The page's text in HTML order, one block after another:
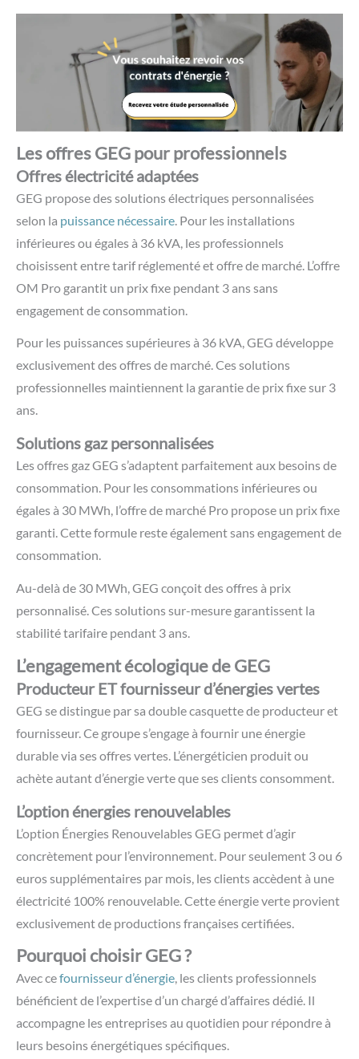
Les offres GEG pour professionnels
Offres électricité adaptées
GEG propose des solutions électriques personnalisées
selon la puissance nécessaire . Pour les installations
inférieures ou égales à 36 kVA, les professionnels
choisissent entre tarif réglementé et offre de marché. L’offre
OM Pro garantit un prix fixe pendant 3 ans sans
engagement de consommation.
Pour les puissances supérieures à 36 kVA, GEG développe
exclusivement des offres de marché. Ces solutions
professionnelles maintiennent la garantie de prix fixe sur 3
ans.
Solutions gaz personnalisées
Les offres gaz GEG s’adaptent parfaitement aux besoins de
consommation. Pour les consommations inférieures ou
égales à 30 MWh, l’offre de marché Pro propose un prix fixe
garanti. Cette formule reste également sans engagement de
consommation.
Au-delà de 30 MWh, GEG conçoit des offres à prix
personnalisé. Ces solutions sur-mesure garantissent la
stabilité tarifaire pendant 3 ans.
L’engagement écologique de GEG
Producteur ET fournisseur d’énergies vertes
GEG se distingue par sa double casquette de producteur et
fournisseur. Ce groupe s’engage à fournir une énergie
durable via ses offres vertes. L’énergéticien produit ou
achète autant d’énergie verte que ses clients consomment.
L’option énergies renouvelables
L’option Énergies Renouvelables GEG permet d’agir
concrètement pour l’environnement. Pour seulement 3 ou 6
euros supplémentaires par mois, les clients accèdent à une
électricité 100% renouvelable. Cette énergie verte provient
exclusivement de productions françaises certifiées.
Pourquoi choisir GEG ?
Avec cefournisseur d’énergie, les clients professionnels
bénéficient de l’expertise d’un chargé d’affaires dédié. Il
accompagne les entreprises au quotidien pour répondre à
leurs besoins énergétiques spécifiques.